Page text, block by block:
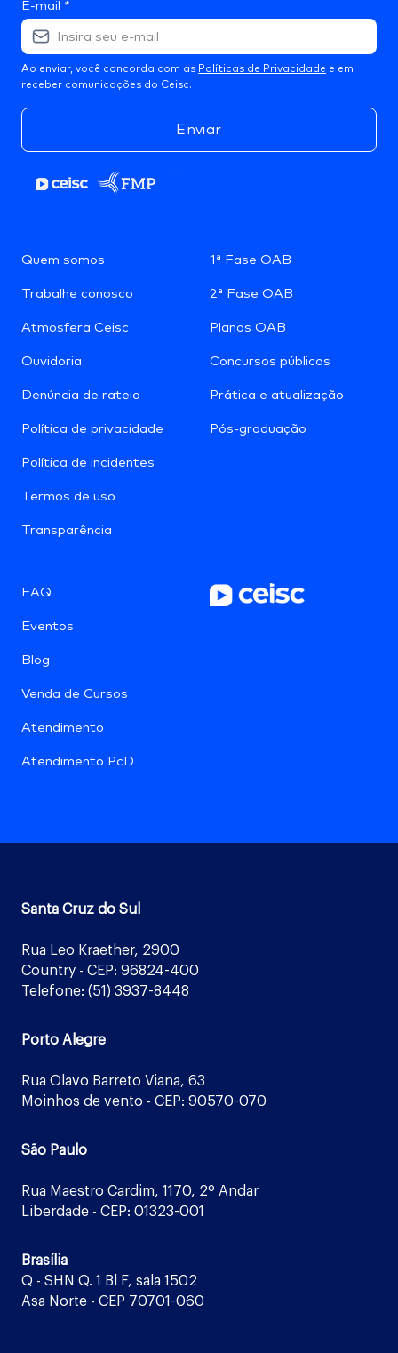
Quem somos
Trabalhe conosco
Atmosfera Ceisc
Ouvidoria
Denúncia de rateio
Política de privacidade
Política de incidentes
Termos de uso
Transparência
1ª Fase OAB
2ª Fase OAB
Planos OAB
Concursos públicos
Prática e atualização
Pós-graduação
FAQ
Eventos
Blog
Venda de Cursos
Atendimento
Atendimento PcD
E-mail *
Ao enviar, você concorda com as Políticas de Privacidade e em
receber comunicações do Ceisc.
Enviar
Santa Cruz do Sul
Rua Leo Kraether, 2900
Country - CEP: 96824-400
Telefone: (51) 3937-8448
Porto Alegre
Rua Olavo Barreto Viana, 63
Moinhos de vento - CEP: 90570-070
São Paulo
Rua Maestro Cardim, 1170, 2º Andar
Liberdade - CEP: 01323-001
Brasília
Q - SHN Q. 1 Bl F, sala 1502
Asa Norte - CEP 70701-060